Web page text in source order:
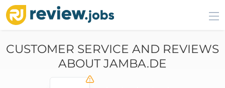
CUSTOMER SERVICE AND REVIEWS
ABOUT JAMBA.DE